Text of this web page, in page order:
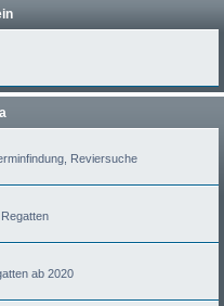
Reviersuche
ab 2020